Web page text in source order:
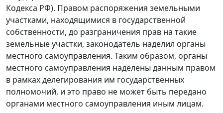
Кодекса РФ). Правом распоряжения земельными
участками, находящимися в государственной
собственности, до разграничения прав на такие
земельные участки, законодатель наделил органы
местного самоуправления. Таким образом, органы
местного самоуправления наделены данным правом
в рамках делегирования им государственных
полномочий, и это право не может быть передано
органами местного самоуправления иным лицам.